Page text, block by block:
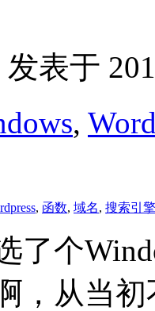
发表于
,
, 函数, 域名, 搜索引擎
了个
，从当